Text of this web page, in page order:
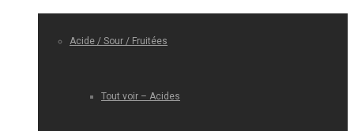
Acide / Sour / Fruitées
Tout voir – Acides